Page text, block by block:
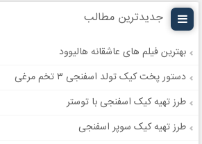
جدیدترین مطالب
بهترین فیلم های عاشقانه هالیوود
دستور پخت کیک تولد اسفنجی ۳ تخم مرغی
طرز تهیه کیک اسفنجی با توستر
طرز تهیه کیک سوپر اسفنجی